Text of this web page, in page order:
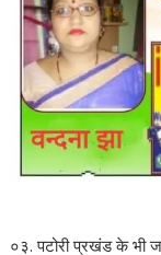
०३. पटोरी प्रखंड के भी